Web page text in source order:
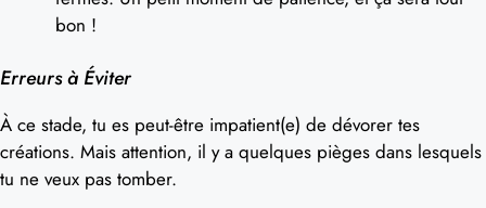
bon !
Erreurs à Éviter
À ce stade, tu es peut-être impatient(e) de dévorer tes
créations. Mais attention, il y a quelques pièges dans lesquels
tu ne veux pas tomber.